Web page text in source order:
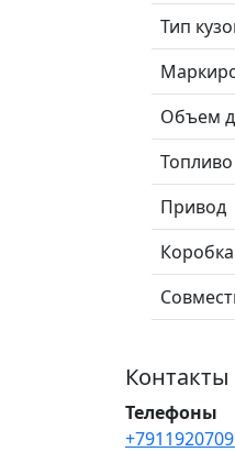
Тип
Объем
Топливо
Привод
Коробка
Контакты
Телефоны